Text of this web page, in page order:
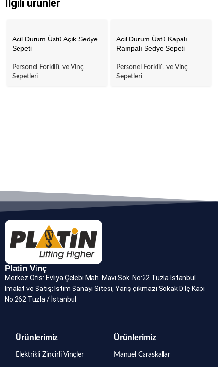
İlgili ürünler
Acil Durum Üstü Açık Sedye
Sepeti
Personel Forklift ve Vinç
Sepetleri
Acil Durum Üstü Kapalı
Rampalı Sedye Sepeti
Personel Forklift ve Vinç
Sepetleri
Platin Vinç
Merkez Ofis: Evliya Çelebi Mah. Mavi Sok. No:22 Tuzla İstanbul
İmalat ve Satış: İstim Sanayi Sitesi, Yarış çıkmazı Sokak D:İç Kapı
No:262 Tuzla / İstanbul
Ürünlerimiz
Elektrikli Zincirli Vinçler
Ürünlerimiz
Manuel Caraskallar